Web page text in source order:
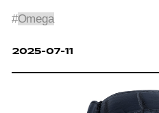
빚어낸 우주의 신비는 손안
매혹적이기에! 경이로운 시
아름다움과 정밀성을 품은
#Omega
2025-07-11